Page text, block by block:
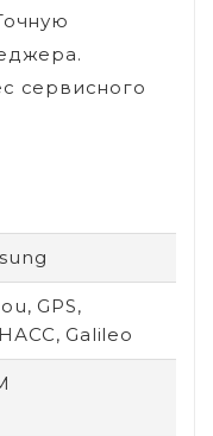
сервисного
GPS,
Galileo